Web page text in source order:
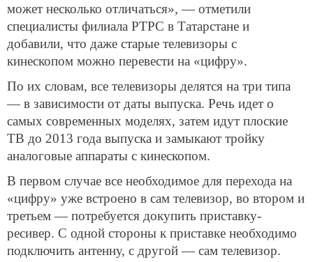
может несколько отличаться», — отметили
специалисты филиала РТРС в Татарстане и
добавили, что даже старые телевизоры с
кинескопом можно перевести на «цифру».
По их словам, все телевизоры делятся на три типа
— в зависимости от даты выпуска. Речь идет о
самых современных моделях, затем идут плоские
ТВ до 2013 года выпуска и замыкают тройку
аналоговые аппараты с кинескопом.
В первом случае все необходимое для перехода на
«цифру» уже встроено в сам телевизор, во втором и
третьем — потребуется докупить приставку-
ресивер. С одной стороны к приставке необходимо
подключить антенну, с другой — сам телевизор.